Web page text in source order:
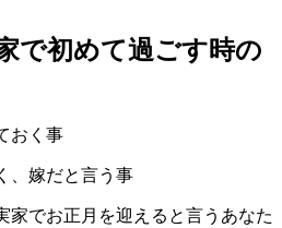
で初めて過ごす時の
おく事
、嫁だと言う事
家でお正月を迎えると言うあなた